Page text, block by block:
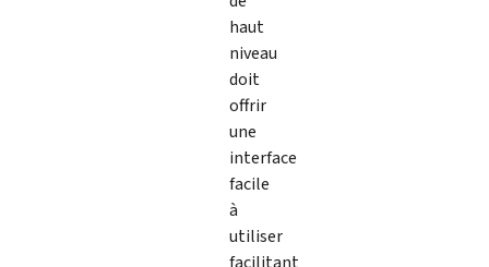
haut
niveau
doit
offrir
une
interface
facile
à
utiliser